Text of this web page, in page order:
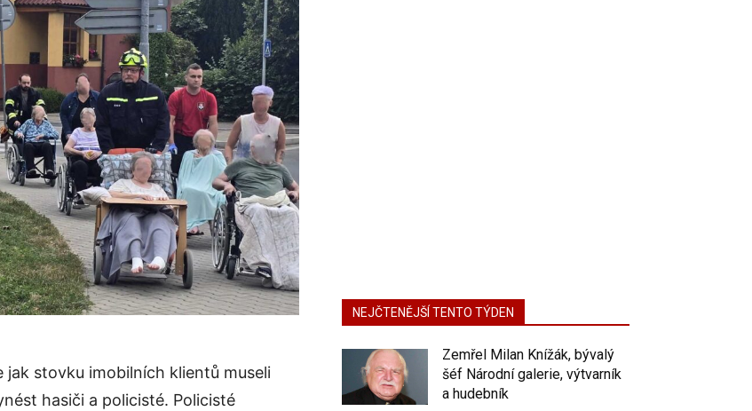
jak stovku imobilních klientů museli
hasiči a policisté. Policisté
NEJČTENĚJŠÍ TENTO TÝDEN
Zemřel Milan Knížák, bývalý
šéf Národní galerie, výtvarník
a hudebník